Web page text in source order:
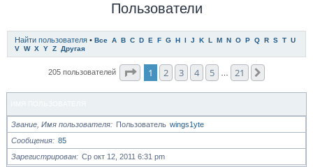
Пользователи
Найти пользователя • Все A B C D E F G H I J K L M N O P Q R S T U
V W X Y Z Другая
205 пользователей Страница1 из
1 2 3 4 5 21
Звание, Имя пользователя Пользователь wings1yte
Сообщения
85
Зарегистрирован
Ср окт 12, 2011 6:31 pm